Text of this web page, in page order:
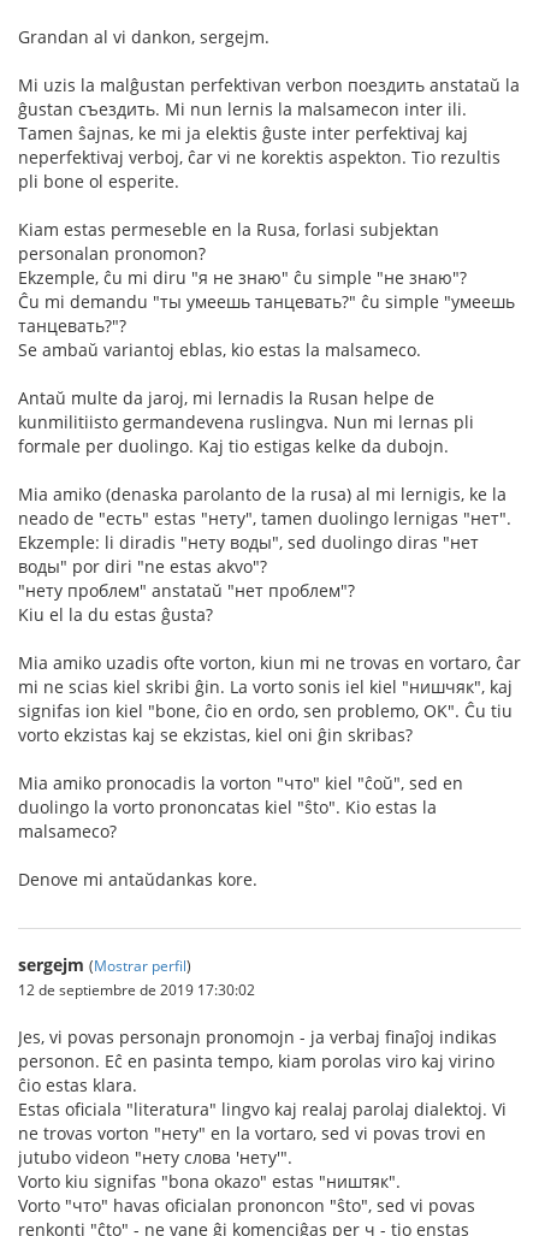
Grandan al vi dankon, sergejm.
Mi uzis la malĝustan perfektivan verbon поездить anstataŭ la
ĝustan съездить. Mi nun lernis la malsamecon inter ili.
Tamen ŝajnas, ke mi ja elektis ĝuste inter perfektivaj kaj
neperfektivaj verboj, ĉar vi ne korektis aspekton. Tio rezultis
pli bone ol esperite.
Kiam estas permeseble en la Rusa, forlasi subjektan
personalan pronomon?
Ekzemple, ĉu mi diru "я не знаю" ĉu simple "не знаю"?
Ĉu mi demandu "ты умеешь танцевать?" ĉu simple "умеешь
танцевать?"?
Se ambaŭ variantoj eblas, kio estas la malsameco.
Antaŭ multe da jaroj, mi lernadis la Rusan helpe de
kunmilitiisto germandevena ruslingva. Nun mi lernas pli
formale per duolingo. Kaj tio estigas kelke da dubojn.
Mia amiko (denaska parolanto de la rusa) al mi lernigis, ke la
neado de "есть" estas "нету", tamen duolingo lernigas "нет".
Ekzemple: li diradis "нету воды", sed duolingo diras "нет
воды" por diri "ne estas akvo"?
"нету проблем" anstataŭ "нет проблем"?
Kiu el la du estas ĝusta?
Mia amiko uzadis ofte vorton, kiun mi ne trovas en vortaro, ĉar
mi ne scias kiel skribi ĝin. La vorto sonis iel kiel "нишчяк", kaj
signifas ion kiel "bone, ĉio en ordo, sen problemo, OK". Ĉu tiu
vorto ekzistas kaj se ekzistas, kiel oni ĝin skribas?
Mia amiko pronocadis la vorton "что" kiel "ĉoŭ", sed en
duolingo la vorto prononcatas kiel "ŝto". Kio estas la
malsameco?
Denove mi antaŭdankas kore.
sergejm (Mostrar perfil)
12 de septiembre de 2019 17:30:02
Jes, vi povas personajn pronomojn - ja verbaj finaĵoj indikas
personon. Eĉ en pasinta tempo, kiam porolas viro kaj virino
ĉio estas klara.
Estas oficiala "literatura" lingvo kaj realaj parolaj dialektoj. Vi
ne trovas vorton "нету" en la vortaro, sed vi povas trovi en
jutubo videon "нету слова 'нету'".
Vorto kiu signifas "bona okazo" estas "ништяк".
Vorto "что" havas oficialan prononcon "ŝto", sed vi povas
renkonti "ĉto" - ne vane ĝi komenciĝas per ч - tio enstas